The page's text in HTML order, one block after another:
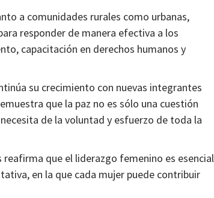
a comunidades rurales como urbanas,
responder de manera efectiva a los
capacitación en derechos humanos y
su crecimiento con nuevas integrantes
que la paz no es sólo una cuestión
de la voluntad y esfuerzo de toda la
que el liderazgo femenino es esencial
en la que cada mujer puede contribuir
La región del semidesierto regresó a la
cotidianidad: gobernador